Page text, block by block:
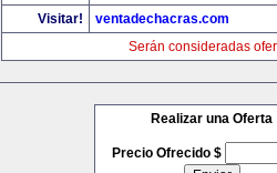
Visitar!
ventadechacras.com
Serán consideradas
Realizar una Oferta
Precio Ofrecido $